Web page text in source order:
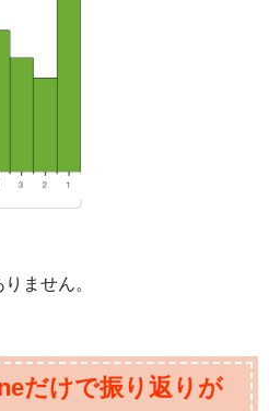
ません。
だけで振り返りが